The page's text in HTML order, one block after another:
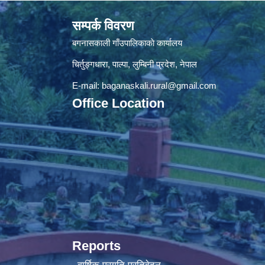
सम्पर्क विवरण
बगनासकाली गाँउपालिकाकाे कार्यालय
चिर्तुङ्गधारा, पाल्पा, लुम्बिनी प्रदेश, नेपाल
E-mail:baganaskali.rural@gmail.com
Office Location
Reports